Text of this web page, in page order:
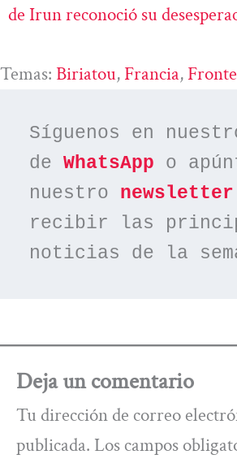
de Irun reconoció su
Temas: Biriatou, Francia,
Síguenos en
de WhatsApp o
nuestro newsletter
recibir las
noticias de la
Deja un comentario
Tu dirección de correo
publicada. Los campos